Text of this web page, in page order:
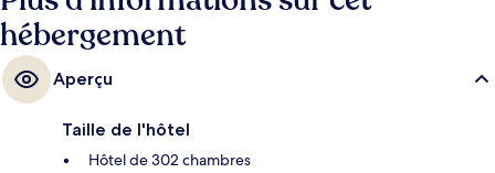
hébergement
Aperçu
Taille de l'hôtel
Hôtel de 302 chambres